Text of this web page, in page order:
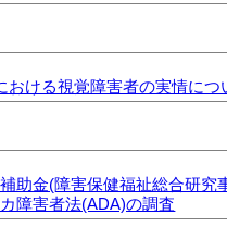
おける視覚障害者の実情に
補助金(障害保健福祉総合研
障害者法(ADA)の調査